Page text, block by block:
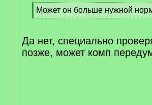
[
q
Может он больше нужной
[
q
Да нет, специально
позже, может комп